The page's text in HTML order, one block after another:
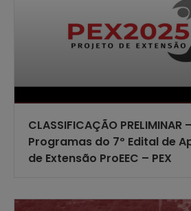
CLASSIFICAÇÃO
Programas do 7º Edital de
de Extensão ProEEC – PEX